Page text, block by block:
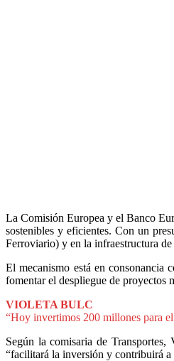
La Comisión Europea y el Banco
sostenibles y eficientes. Con un
Ferroviario) y en la infraestructura
El mecanismo está en consonancia
fomentar el despliegue de proyectos
VIOLETA BULC
“Hoy invertimos 200 millones para
Según la comisaria de
“facilitará la inversión y contribuirá